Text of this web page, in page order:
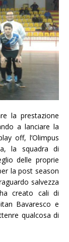
la prestazione
a lanciare la
off, l’Olimpus
la squadra di
delle proprie
la post season
salvezza
creato cali di
Bavaresco e
qualcosa di